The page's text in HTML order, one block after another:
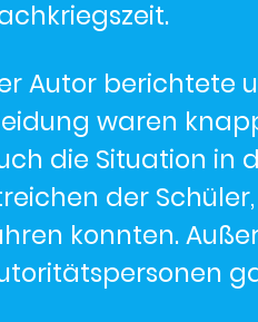
Autor berichtete
waren
die Situation in
der
konnten.